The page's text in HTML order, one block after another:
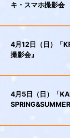
キ・スマホ撮影会
4月12日（日）「
撮影会』
4月5日（日）「